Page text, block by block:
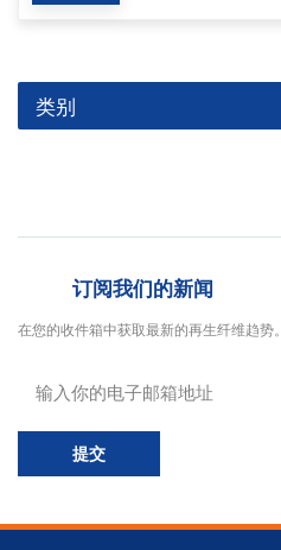
类别
订阅我们的新闻
在您的收件箱中获取最新的再生纤维趋势。
提交